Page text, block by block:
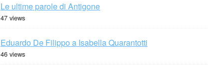
Le ultime parole di Antigone
47 views
Eduardo De Filippo a Isabella Quarantotti
46 views